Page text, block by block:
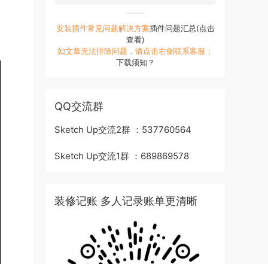
安装插件常见问题解决方案插件问题汇总(点击
查看)
如文章无法排除问题，请点击右侧联系客服；
下载须知？
QQ交流群
Sketch Up交流2群 ：537760564
Sketch Up交流1群 ：689869578
装修记账 多人记录账单更清晰